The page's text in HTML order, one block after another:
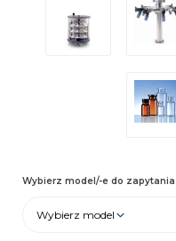
Wybierz model/-e do
Wybierz model